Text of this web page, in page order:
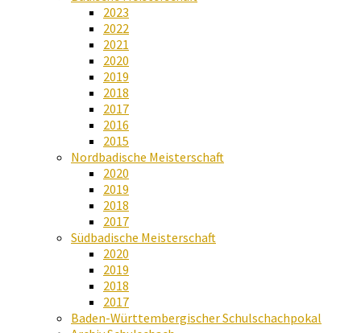
2023
2022
2021
2020
2019
2018
2017
2016
2015
Nordbadische Meisterschaft
2020
2019
2018
2017
Südbadische Meisterschaft
2020
2019
2018
2017
Baden-Württembergischer Schulschachpokal